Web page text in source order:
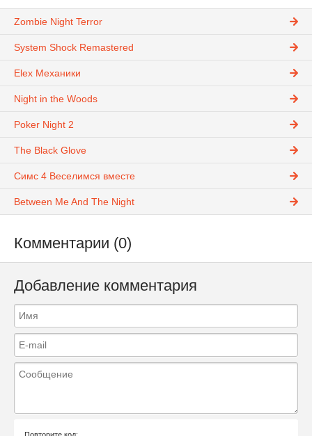
Zombie Night Terror
System Shock Remastered
Elex Механики
Night in the Woods
Poker Night 2
The Black Glove
Симс 4 Веселимся вместе
Between Me And The Night
Комментарии (0)
Добавление комментария